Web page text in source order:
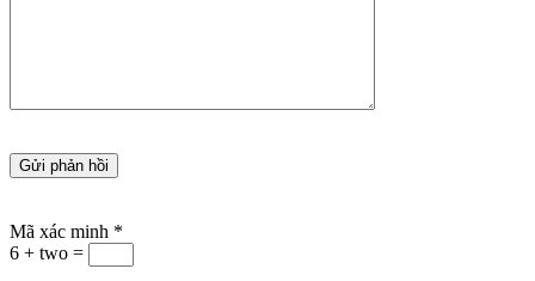
Mã xác minh *
6 + two =